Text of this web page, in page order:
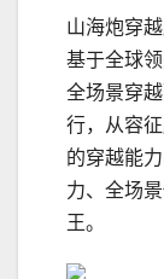
山海炮穿
基于全球
全场景穿
行，从容
的穿越能
力、全场
王。